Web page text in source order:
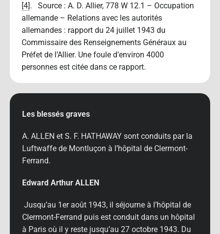
[4]. Source : A. D. Allier, 778 W 12.1 – Occupation
allemande – Relations avec les autorités
allemandes : rapport du 24 juillet 1943 du
Commissaire des Renseignements Généraux au
Préfet de l’Allier. Une foule d’environ 4000
personnes est citée dans ce rapport.
Les blessés graves
A. ALLEN et S. F. HATHAWAY sont conduits par la
Luftwaffe de Montluçon à l’hôpital de Clermont-
Ferrand.
Edward Arthur ALLEN
Jusqu’au 1er août 1943, il séjourne à l’hôpital de
Clermont-Ferrand puis est conduit dans un hôpital
à Paris où il y reste jusqu’au 27 octobre 1943. Du